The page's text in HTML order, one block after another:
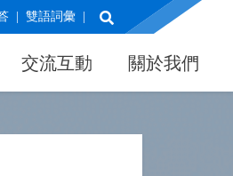
雙語詞彙 展開搜尋
交流互動 關於我們